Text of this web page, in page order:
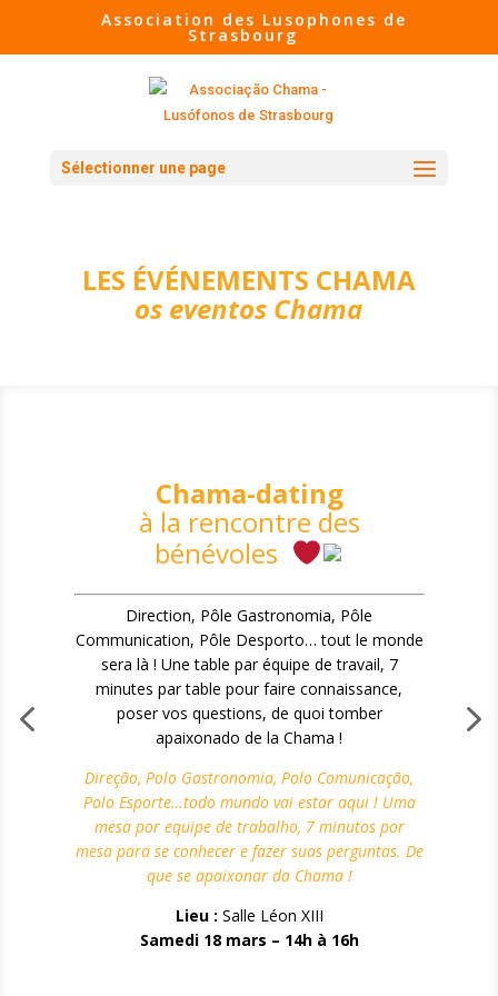
Association des Lusophones de
Strasbourg
Sélectionner une page
LES ÉVÉNEMENTS CHAMA
os eventos Chama
Chama-dating
à la rencontre des
bénévoles
Direction, Pôle Gastronomia, Pôle
Communication, Pôle Desporto… tout le monde
sera là ! Une table par équipe de travail, 7
minutes par table pour faire connaissance,
poser vos questions, de quoi tomber
apaixonado de la Chama !
Direção, Polo Gastronomia, Polo Comunicação,
Polo Esporte…todo mundo vai estar aqui ! Uma
mesa por equipe de trabalho, 7 minutos por
mesa para se conhecer e fazer suas perguntas. De
que se apaixonar da Chama !
Lieu : Salle Léon XIII
Samedi 18 mars – 14h à 16h